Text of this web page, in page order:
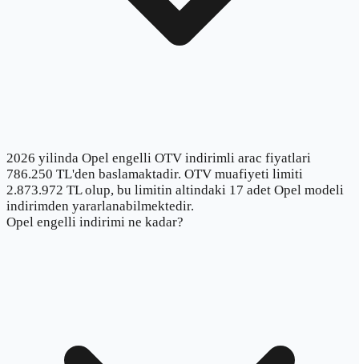
2026 yilinda Opel engelli OTV indirimli arac fiyatlari
786.250 TL'den baslamaktadir. OTV muafiyeti limiti
2.873.972 TL olup, bu limitin altindaki 17 adet Opel modeli
indirimden yararlanabilmektedir.
Opel engelli indirimi ne kadar?